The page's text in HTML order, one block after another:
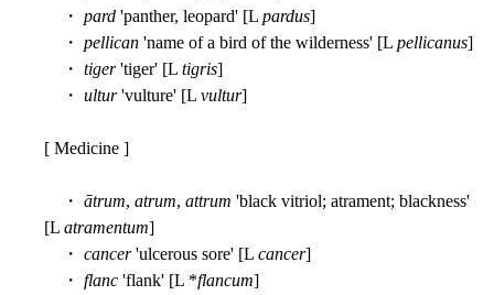
・ pard 'panther, leopard' [L pardus]
・ pellican 'name of a bird of the wilderness' [L pellicanus]
・ tiger'tiger' [L tigris]
・ ultur'vulture' [L vultur]
[ Medicine ]
・ ātrum, atrum, attrum 'black vitriol; atrament; blackness'
[L atramentum]
・ cancer'ulcerous sore' [L cancer]
・ flanc 'flank' [L *flancum]